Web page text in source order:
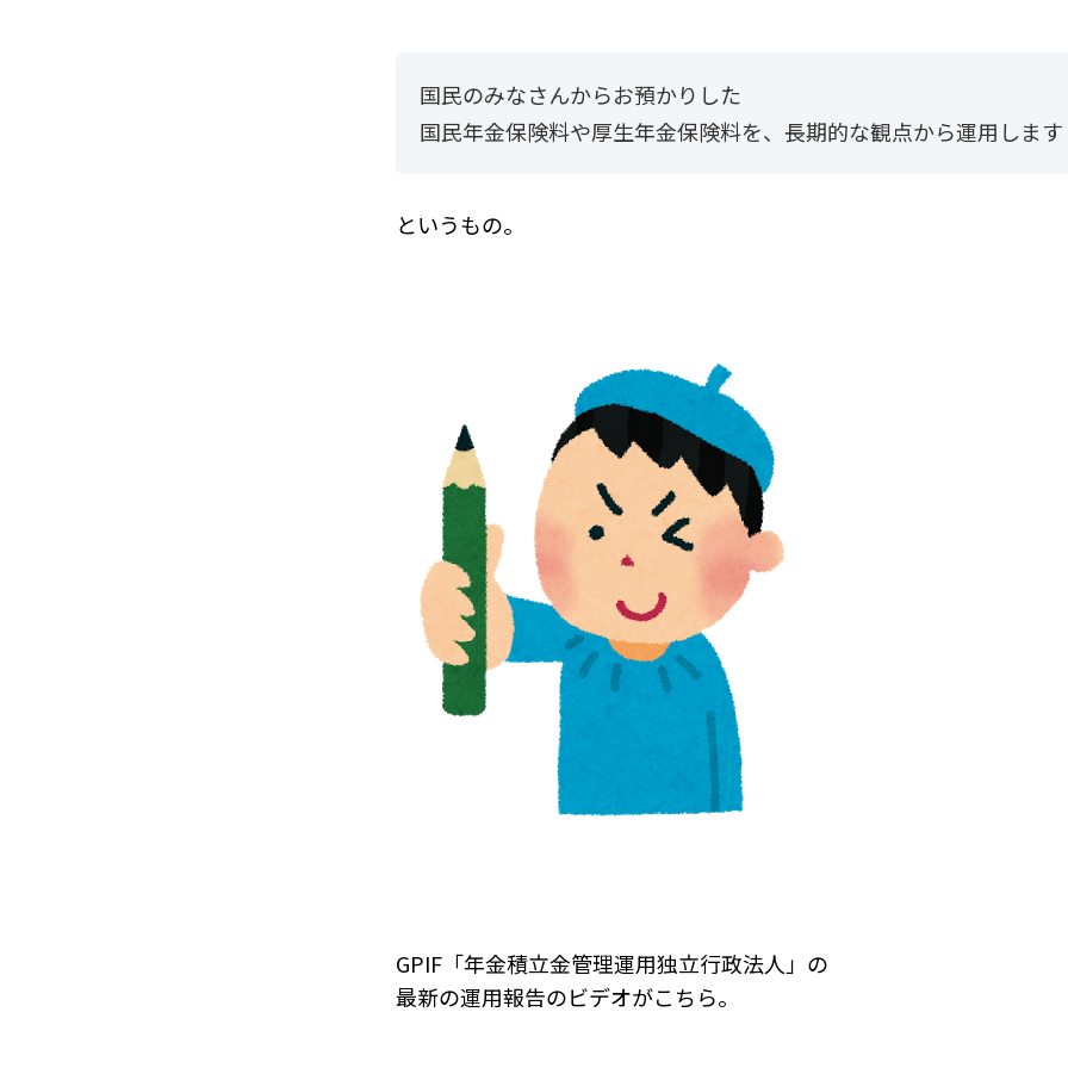
国民のみなさんからお預かりした
国民年金保険料や厚生年金保険料を、 長期的な観点から運用しま
というもの。
GPIF「年金積立金管理運用独立行政法人」の
最新の運用報告のビデオがこちら。